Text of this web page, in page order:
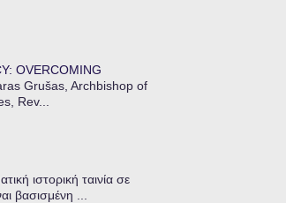
OVERCOMING
Grušas, Archbishop of
Rev...
ιστορική ταινία σε
βασισμένη ...